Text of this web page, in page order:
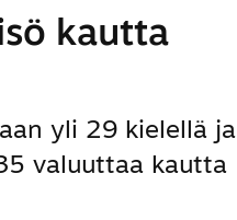
kautta
yli 29 kielellä ja
valuuttaa kautta